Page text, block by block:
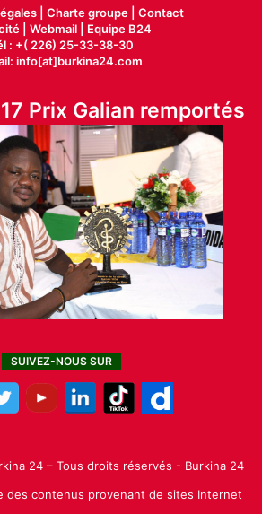
| Charte groupe | Contact
| Webmail |
Equipe B24
: +( 226) 25-33-38-30
info[at]burkina24.com
Prix Galian remportés
SUIVEZ-NOUS SUR
24 – Tous droits réservés - Burkina 24
des contenus provenant de sites Internet